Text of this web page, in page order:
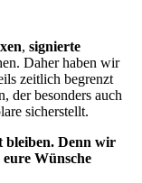
, signierte
Daher haben wir
zeitlich begrenzt
der besonders auch
sicherstellt.
bleiben. Denn wir
Wünsche